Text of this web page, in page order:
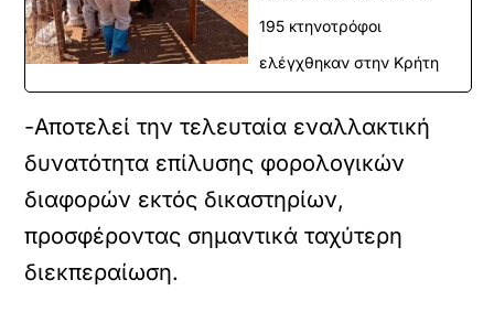
195 κτηνοτρόφοι
ελέγχθηκαν στην Κρήτη
-Αποτελεί την τελευταία εναλλακτική
δυνατότητα επίλυσης φορολογικών
διαφορών εκτός δικαστηρίων,
προσφέροντας σημαντικά ταχύτερη
διεκπεραίωση.